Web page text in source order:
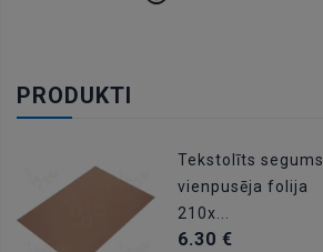
PRODUKTI
Tekstolīts segums
vienpusēja folija
210x...
6.30 €